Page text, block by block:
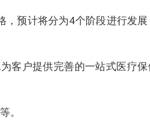
，预计将分为4个阶段进行发
客户提供完善的一站式医疗
。